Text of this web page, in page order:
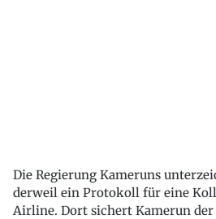
Die Regierung Kameruns
derweil ein Protokoll für eine
Airline. Dort sichert Kamerun der